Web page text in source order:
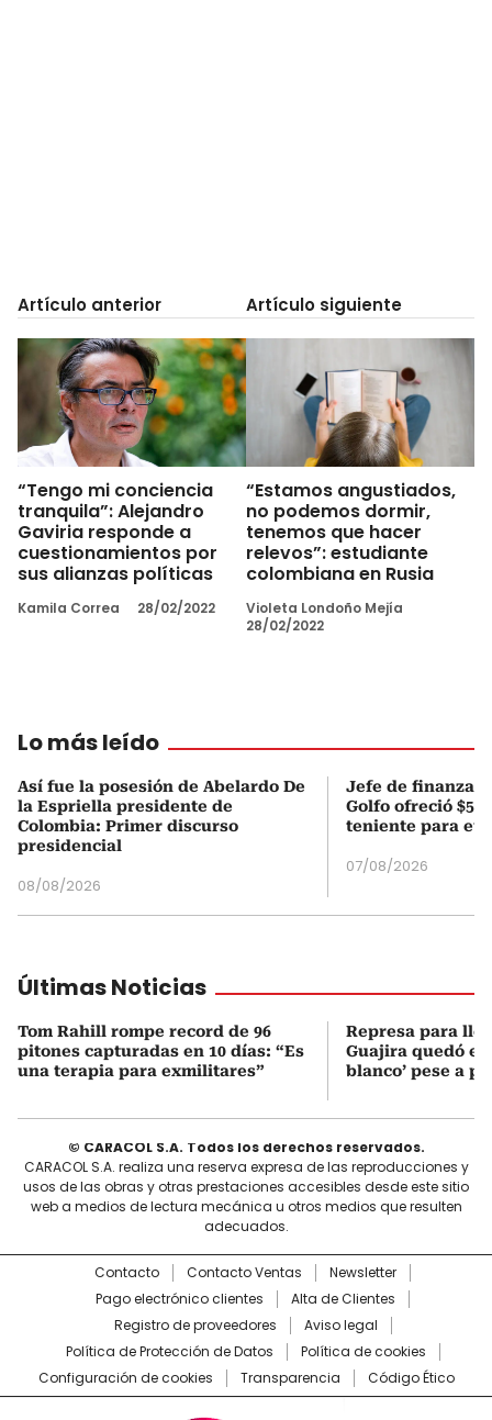
Artículo anterior
“Tengo mi conciencia
tranquila”: Alejandro
Gaviria responde a
cuestionamientos por
sus alianzas políticas
Kamila Correa 28/02/2022
Artículo siguiente
“Estamos angustiados,
no podemos dormir,
tenemos que hacer
relevos”: estudiante
colombiana en Rusia
Violeta Londoño Mejía
28/02/2022
Lo más leído
Así fue la posesión de Abelardo De
la Espriella presidente de
Colombia: Primer discurso
presidencial
08/08/2026
Jefe de finanzas
Golfo ofreció
teniente para
07/08/2026
Últimas Noticias
Tom Rahill rompe record de 96
pitones capturadas en 10 días: “Es
una terapia para exmilitares”
Represa para
Guajira quedó en
blanco’ pese a
© CARACOL S.A. Todos los derechos reservados.
CARACOL S.A. realiza una reserva expresa de las reproducciones y
usos de las obras y otras prestaciones accesibles desde este sitio
web a medios de lectura mecánica u otros medios que resulten
adecuados.
Contacto Contacto Ventas
Newsletter
Pago electrónico clientes
Alta de Clientes
Registro de proveedores
Aviso legal
Política de Protección de Datos
Política de cookies
Configuración de cookies
Transparencia Código Ético